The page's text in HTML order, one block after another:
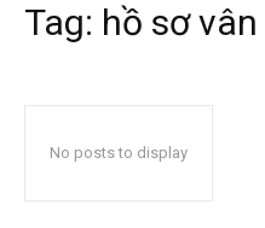
Tag: hồ sơ
No posts to display